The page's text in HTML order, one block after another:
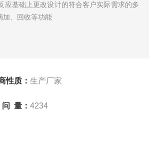
应基础上更改设计的符合客户实际需求的多
加、回收等功能
性质： 生产厂家
量： 4234